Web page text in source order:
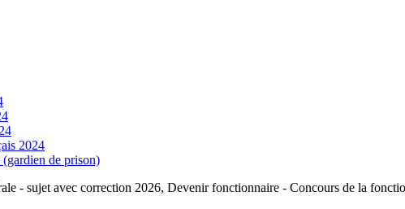
2024
de prison)
- sujet avec correction 2026, Devenir fonctionnaire - Concours de la